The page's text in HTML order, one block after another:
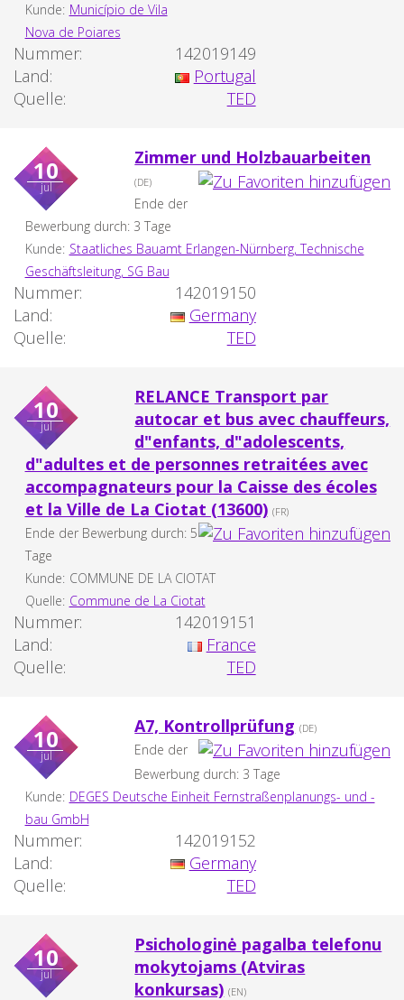
Kunde: Município de Vila
Nova de Poiares
Nummer:
142019149
Land:
Portugal
Quelle:
TED
10
jul
Zimmer und Holzbauarbeiten
(DE)
Ende der
Bewerbung durch: 3 Tage
Kunde: Staatliches Bauamt Erlangen-Nürnberg, Technische
Geschäftsleitung, SG Bau
Nummer:
142019150
Land:
Germany
Quelle:
TED
10
jul
RELANCE Transport par
autocar et bus avec chauffeurs,
d"enfants, d"adolescents,
d"adultes et de personnes retraitées avec
accompagnateurs pour la Caisse des écoles
et la Ville de La Ciotat (13600) (FR)
Ende der Bewerbung durch: 5
Tage
Kunde: COMMUNE DE LA CIOTAT
Quelle: Commune de La Ciotat
Nummer:
142019151
Land:
France
Quelle:
TED
10
jul
A7, Kontrollprüfung (DE)
Ende der
Bewerbung durch: 3 Tage
Kunde: DEGES Deutsche Einheit Fernstraßenplanungs- und -
bau GmbH
Nummer:
142019152
Land:
Germany
Quelle:
TED
10
jul
Psichologinė pagalba telefonu
mokytojams (Atviras
konkursas) (EN)